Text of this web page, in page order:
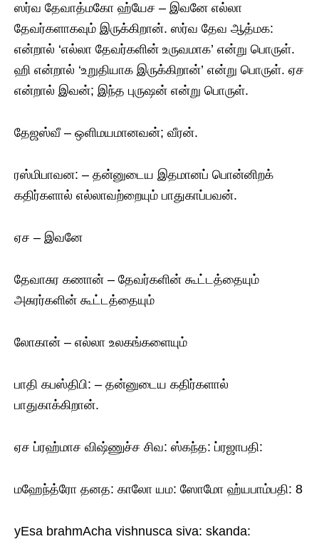
ஸர்வ தேவாத்மகோ ஹ்யேச – இவனே எல்லா
தேவர்களாகவும் இருக்கிறான். ஸர்வ தேவ ஆத்மக:
என்றால் ‘எல்லா தேவர்களின் உருவமாக’ என்று பொருள்.
ஹி என்றால் ‘உறுதியாக இருக்கிறான்’ என்று பொருள். ஏச
என்றால் இவன்; இந்த புருஷன் என்று பொருள்.
தேஜஸ்வீ – ஒளிமயமானவன்; வீரன்.
ரஸ்மிபாவன: – தன்னுடைய இதமானப் பொன்னிறக்
கதிர்களால் எல்லாவற்றையும் பாதுகாப்பவன்.
ஏச – இவனே
தேவாசுர கணான் – தேவர்களின் கூட்டத்தையும்
அசுரர்களின் கூட்டத்தையும்
லோகான் – எல்லா உலகங்களையும்
பாதி கபஸ்திபி: – தன்னுடைய கதிர்களால்
பாதுகாக்கிறான்.
ஏச ப்ரஹ்மாச விஷ்ணுச்ச சிவ: ஸ்கந்த: ப்ரஜாபதி:
மஹேந்த்ரோ தனத: காலோ யம: ஸோமோ ஹ்யபாம்பதி: 8
yEsa brahmAcha vishnusca siva: skanda: